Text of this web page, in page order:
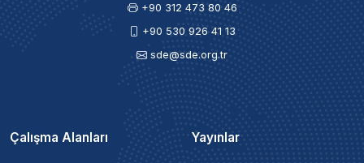
+90 312 473 80 46
+90 530 926 41 13
sde@sde.org.tr
Çalışma Alanları Yayınlar